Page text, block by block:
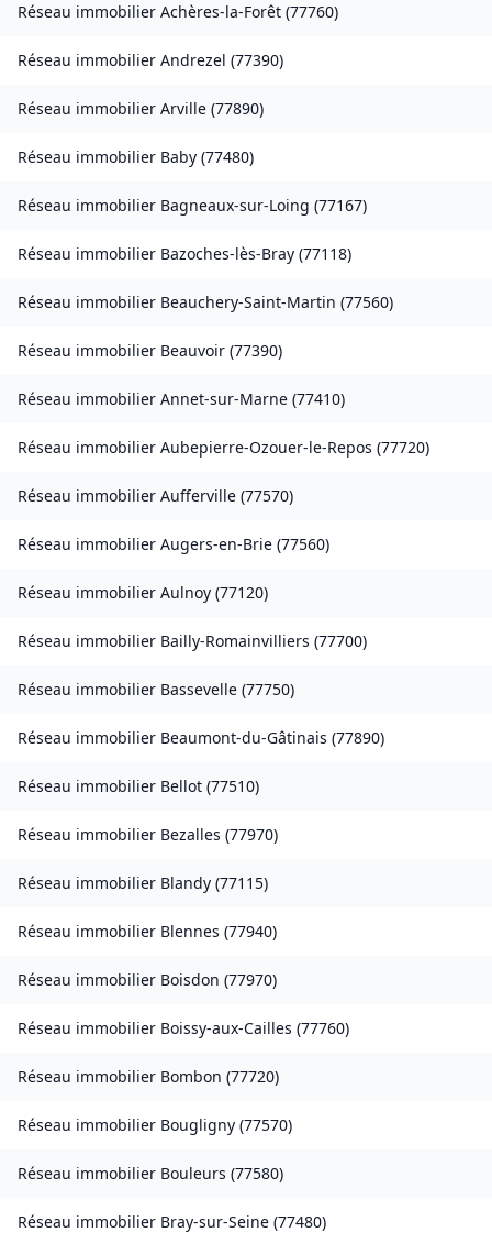
Réseau immobilier Achères-la-Forêt (77760)
Réseau immobilier Andrezel (77390)
Réseau immobilier Arville (77890)
Réseau immobilier Baby (77480)
Réseau immobilier Bagneaux-sur-Loing (77167)
Réseau immobilier Bazoches-lès-Bray (77118)
Réseau immobilier Beauchery-Saint-Martin (77560)
Réseau immobilier Beauvoir (77390)
Réseau immobilier Annet-sur-Marne (77410)
Réseau immobilier Aubepierre-Ozouer-le-Repos (77720)
Réseau immobilier Aufferville (77570)
Réseau immobilier Augers-en-Brie (77560)
Réseau immobilier Aulnoy (77120)
Réseau immobilier Bailly-Romainvilliers (77700)
Réseau immobilier Bassevelle (77750)
Réseau immobilier Beaumont-du-Gâtinais (77890)
Réseau immobilier Bellot (77510)
Réseau immobilier Bezalles (77970)
Réseau immobilier Blandy (77115)
Réseau immobilier Blennes (77940)
Réseau immobilier Boisdon (77970)
Réseau immobilier Boissy-aux-Cailles (77760)
Réseau immobilier Bombon (77720)
Réseau immobilier Bougligny (77570)
Réseau immobilier Bouleurs (77580)
Réseau immobilier Bray-sur-Seine (77480)